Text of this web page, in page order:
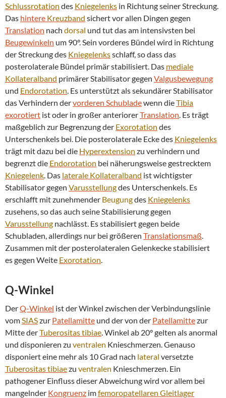
Schlussrotation des Kniegelenks in Richtung seiner Streckung.
Das hintere Kreuzband sichert vor allen Dingen gegen
Translation nach dorsal und tut das am intensivsten bei
Beugewinkeln um 90°. Sein vorderes Bündel wird in Richtung
der Streckung des Kniegelenksschlaff, so dass das
posterolaterale Bündel primär stabilisiert. Das mediale
Kollateralband primärer Stabilisator gegen Valgusbewegung
und Endorotation. Es unterstützt als sekundärer Stabilisator
das Verhindern dervorderen Schubladewenn dieTibia
exorotiert ist oder in großer anteriorerTranslation. Es trägt
maßgeblich zur Begrenzung der Exorotation des
Unterschenkels bei. Die posterolaterale Ecke des Kniegelenks
trägt mit dazu bei die Hyperextension zu verhindern und
begrenzt die Endorotation bei näherungsweise gestrecktem
Kniegelenk. Das laterale Kollateralband ist wichtigster
Stabilisator gegen Varusstellungdes Unterschenkels. Es
erschlafft mit zunehmender Beugungdes Kniegelenks
zusehens, so das auch seine Stabilisierung gegen
Varusstellung nachlässt. Es stabilisiert gegen beide
Schubladen, allerdings nur bei größeren Translationsmaß.
Zusammen mit der posterolateralen Gelenkecke stabilisiert
es gegen Weite Exorotation.
Q-Winkel
DerQ-Winkel ist der Winkel zwischen der Verbindungslinie
vomSIASzur Patellamitte und der von der Patellamittezur
Mitte derTuberositas tibiae. Winkel ab 20° gelten als anormal
und disponieren zu ventralen Knieschmerzen. Genauso
disponiert eine mehr als 10 Grad nach lateral versetzte
Tuberositas tibiaezu ventralen Knieschmerzen. Ein
pathogener Einfluss dieser Abweichung wird vor allem bei
mangelnder Kongruenz imfemoropatellaren Gleitlager